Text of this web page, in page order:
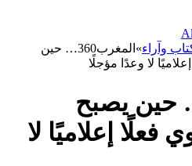
وآراء»
المغرب360… حين
لا وعدًا مؤجلًا
حين يصبح
فعلًا إعلاميًا لا